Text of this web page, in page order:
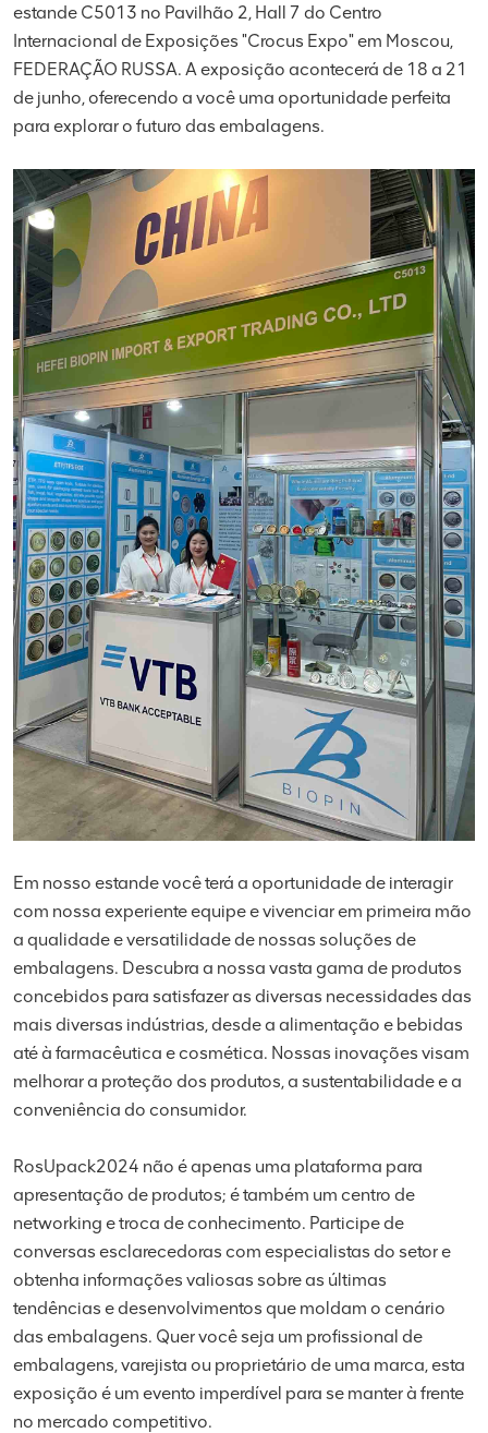
estande C5013 no Pavilhão 2, Hall 7 do Centro
Internacional de Exposições "Crocus Expo" em Moscou,
FEDERAÇÃO RUSSA. A exposição acontecerá de 18 a 21
de junho, oferecendo a você uma oportunidade perfeita
para explorar o futuro das embalagens.
Em nosso estande você terá a oportunidade de interagir
com nossa experiente equipe e vivenciar em primeira mão
a qualidade e versatilidade de nossas soluções de
embalagens. Descubra a nossa vasta gama de produtos
concebidos para satisfazer as diversas necessidades das
mais diversas indústrias, desde a alimentação e bebidas
até à farmacêutica e cosmética. Nossas inovações visam
melhorar a proteção dos produtos, a sustentabilidade e a
conveniência do consumidor.
RosUpack2024 não é apenas uma plataforma para
apresentação de produtos; é também um centro de
networking e troca de conhecimento. Participe de
conversas esclarecedoras com especialistas do setor e
obtenha informações valiosas sobre as últimas
tendências e desenvolvimentos que moldam o cenário
das embalagens. Quer você seja um profissional de
embalagens, varejista ou proprietário de uma marca, esta
exposição é um evento imperdível para se manter à frente
no mercado competitivo.